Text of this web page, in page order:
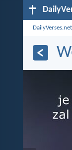
DailyVerses.net